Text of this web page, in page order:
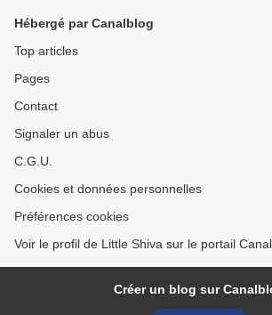
Hébergé par Canalblog
Top articles
Pages
Contact
Signaler un abus
C.G.U.
Cookies et données personnelles
Préférences cookies
Voir le profil de Little Shiva sur le portail
Créer un blog sur